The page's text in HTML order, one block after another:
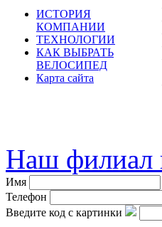
ИСТОРИЯ
КОМПАНИИ
ТЕХНОЛОГИИ
КАК ВЫБРАТЬ
ВЕЛОСИПЕД
Карта сайта
Наш филиал
Имя
Телефон
Введите код с картинки